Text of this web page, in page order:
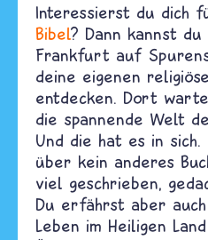
Interessierst du dich
Bibel? Dann kannst du
Frankfurt auf
deine eigenen
entdecken. Dort
die spannende Welt
Und die hat es in
über kein anderes
viel geschrieben,
Du erfährst aber
Leben im Heiligen